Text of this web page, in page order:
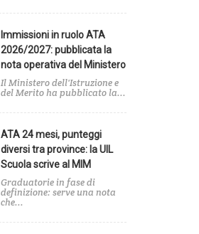
Immissioni in ruolo ATA
2026/2027: pubblicata la
nota operativa del Ministero
Il Ministero dell'Istruzione e
del Merito ha pubblicato la...
ATA 24 mesi, punteggi
diversi tra province: la UIL
Scuola scrive al MIM
Graduatorie in fase di
definizione: serve una nota
che...